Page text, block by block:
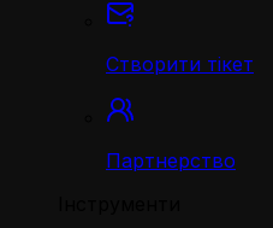
Створити тікет
Партнерство